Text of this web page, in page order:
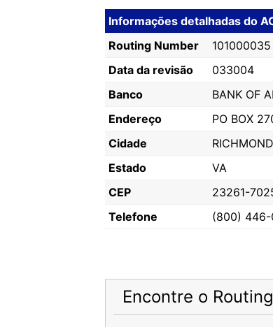
Informações detalhadas do
Routing Number
101000035
Data da revisão
033004
Banco
BANK OF
Endereço
PO BOX
Cidade
RICHMOND
Estado
VA
CEP
23261-
Telefone
(800) 446-
Encontre o